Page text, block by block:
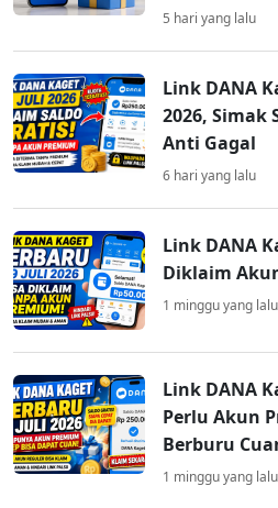
5 hari yang lalu
Link DANA
2026, Simak
Anti Gagal
6 hari yang lalu
Link DANA
Diklaim
1 minggu yang lalu
Link DANA
Perlu Akun
Berburu
1 minggu yang lalu